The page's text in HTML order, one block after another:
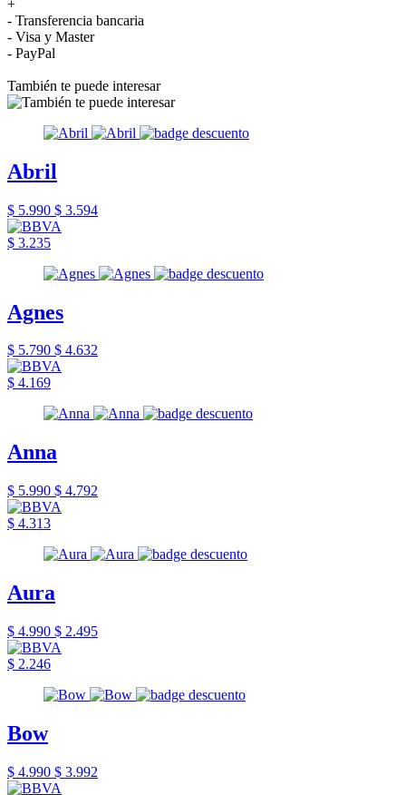
+
- Transferencia bancaria
- Visa y Master
- PayPal
También te puede interesar
Abril
$ 5.990 $ 3.594
$ 3.235
Agnes
$ 5.790 $ 4.632
$ 4.169
Anna
$ 5.990 $ 4.792
$ 4.313
Aura
$ 4.990 $ 2.495
$ 2.246
Bow
$ 4.990 $ 3.992